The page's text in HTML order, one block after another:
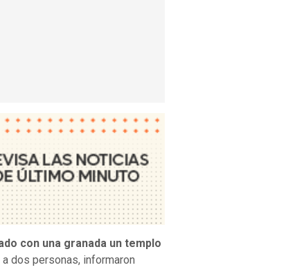
con una granada un templo
dos personas, informaron